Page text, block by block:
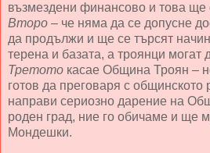
възмездени финансово и това ще
Второ – че няма да се допусне
да продължи и ще се търсят
терена и базата, а троянци могат
Третото касае Община Троян –
готов да преговаря с общинското
направи сериозно дарение на
роден град, ние го обичаме и ще
Мондешки.